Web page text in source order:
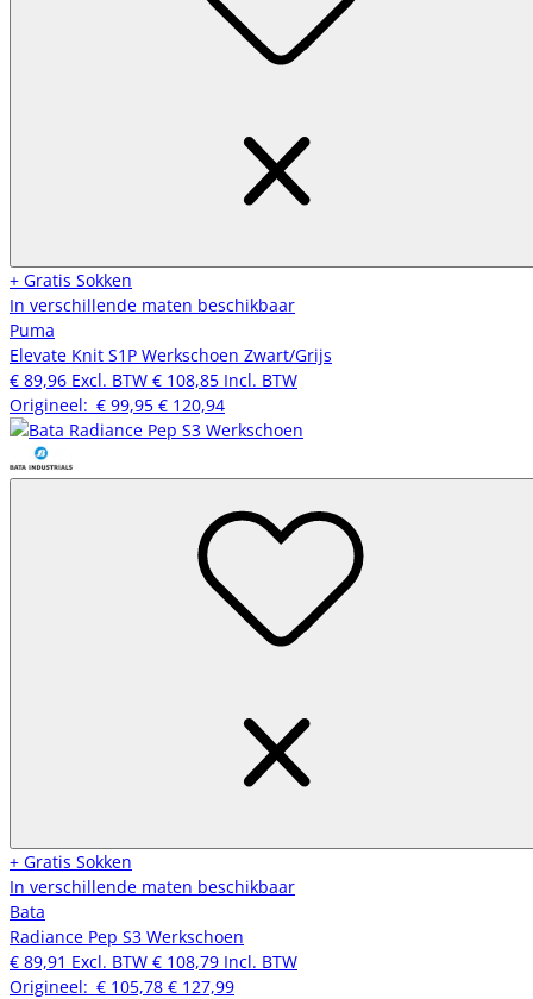
+ Gratis Sokken
In verschillende maten beschikbaar
Puma
Elevate Knit S1P Werkschoen Zwart/Grijs
€ 89,96 Excl. BTW € 108,85 Incl. BTW
Origineel: € 99,95 € 120,94
+ Gratis Sokken
In verschillende maten beschikbaar
Bata
Radiance Pep S3 Werkschoen
€ 89,91 Excl. BTW € 108,79 Incl. BTW
Origineel: € 105,78 € 127,99